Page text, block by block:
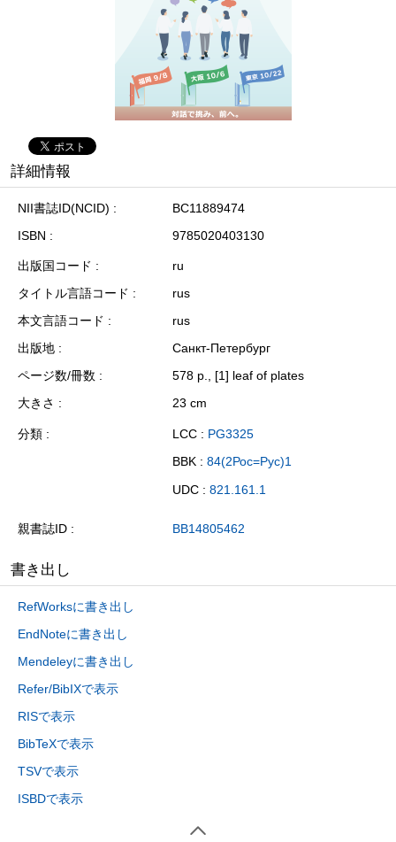
詳細情報
NII書誌ID(NCID)
BC11889474
ISBN
9785020403130
出版国コード
ru
タイトル言語コード
rus
本文言語コード
rus
出版地
Санкт-Петербург
ページ数/冊数
578 p., [1] leaf of plates
大きさ
23 cm
分類 LCC : PG3325
BBK : 84(2Рос=Рус)1
UDC : 821.161.1
親書誌ID BB14805462
書き出し
RefWorksに書き出し
EndNoteに書き出し
Mendeleyに書き出し
Refer/BibIXで表示
RISで表示
BibTeXで表示
TSVで表示
ISBDで表示